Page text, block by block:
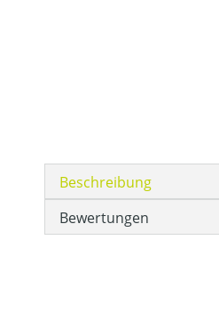
Beschreibung
Bewertungen